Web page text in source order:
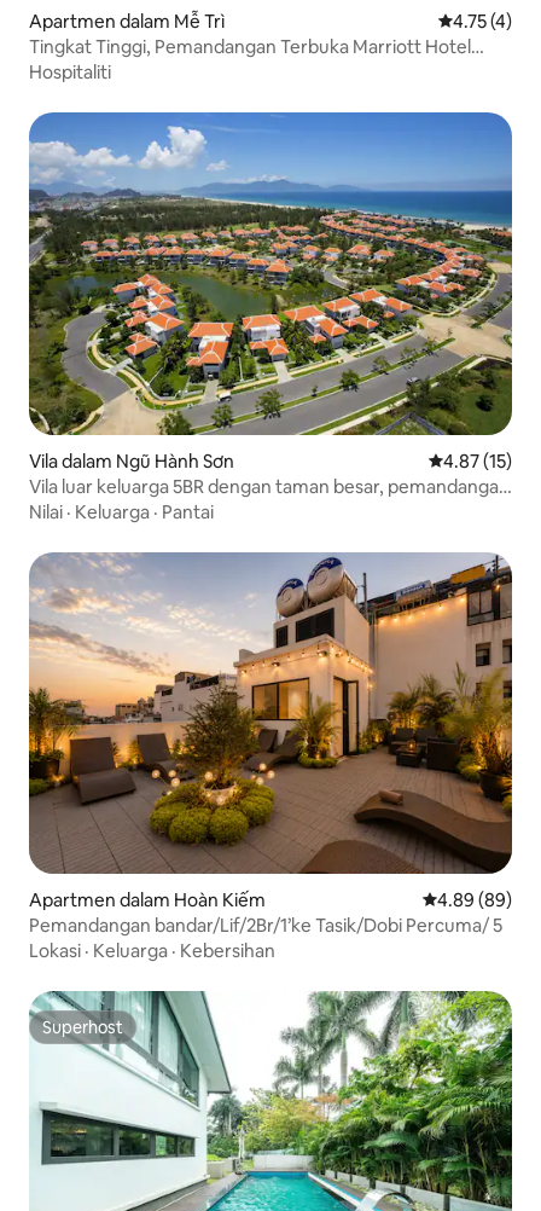
Apartmen dalam Mễ Trì Penarafan
4.75 (4)
Tingkat Tinggi, Pemandangan Terbuka Marriott Hotel
Seterusnya
Hospitaliti
Vila dalam Ngũ Hành Sơn Penarafan
4.87 (15)
Vila luar keluarga 5BR dengan taman besar, pemandangan
laut
Nilai · Keluarga · Pantai
Apartmen dalam Hoàn Kiếm Penarafan
4.89 (89)
Pemandangan bandar/Lif/2Br/1’ke Tasik/Dobi Percuma/ 5
Lokasi · Keluarga · Kebersihan
Superhost
Superhost